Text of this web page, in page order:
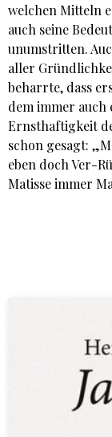
welchen Mitteln
auch seine
unumstritten.
aller
beharrte, dass
dem immer
Ernsthaftigkeit
schon gesagt:
eben doch Ver-
Matisse immer